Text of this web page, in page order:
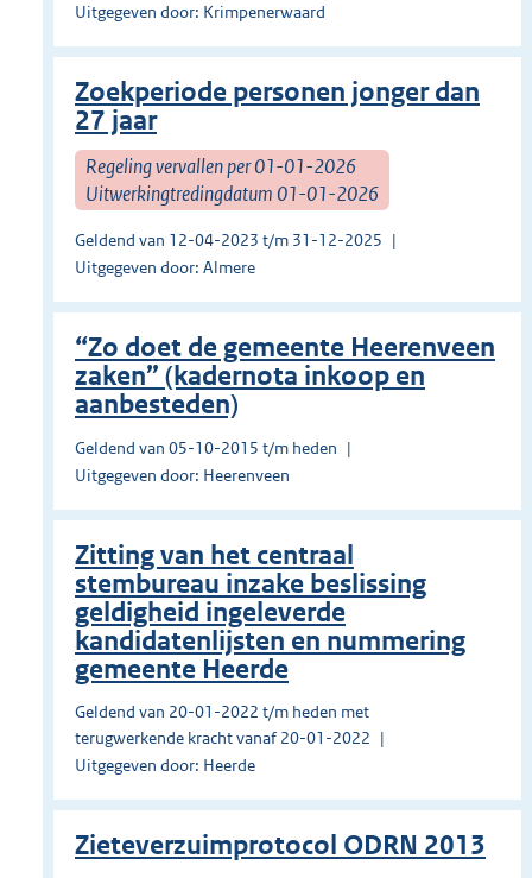
Uitgegeven door: Krimpenerwaard
Zoekperiode personen jonger dan
27 jaar
Regeling vervallen per 01-01-2026
Uitwerkingtredingdatum 01-01-2026
Geldend van 12-04-2023 t/m 31-12-2025
Uitgegeven door: Almere
“Zo doet de gemeente Heerenveen
zaken” (kadernota inkoop en
aanbesteden)
Geldend van 05-10-2015 t/m heden
Uitgegeven door: Heerenveen
Zitting van het centraal
stembureau inzake beslissing
geldigheid ingeleverde
kandidatenlijsten en nummering
gemeente Heerde
Geldend van 20-01-2022 t/m heden met
terugwerkende kracht vanaf 20-01-2022
Uitgegeven door: Heerde
Zieteverzuimprotocol ODRN 2013